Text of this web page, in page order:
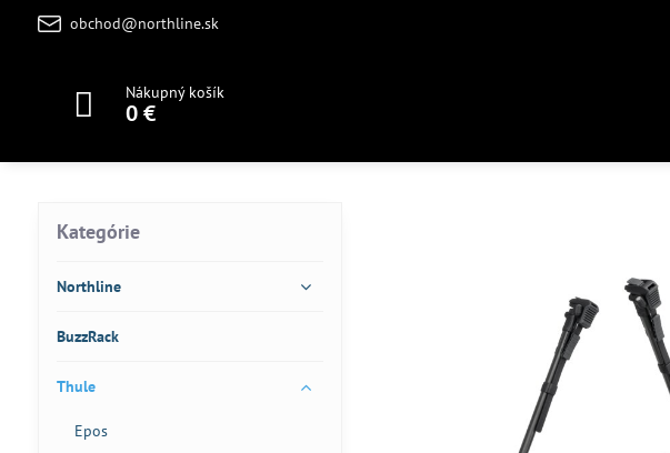
obchod@northline.sk
Nákupný košík
0 €
Kategórie
Northline
BuzzRack
Thule
Epos